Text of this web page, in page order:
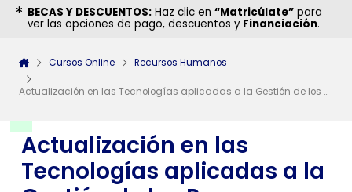
Actualización en las
Tecnologías aplicadas a la
BECAS Y DESCUENTOS: Haz clic en “Matricúlate” para
ver las opciones de pago, descuentos y Financiación.
Cursos Online Recursos Humanos
Actualización en las Tecnologías aplicadas a la Gestión de los Recursos Humanos